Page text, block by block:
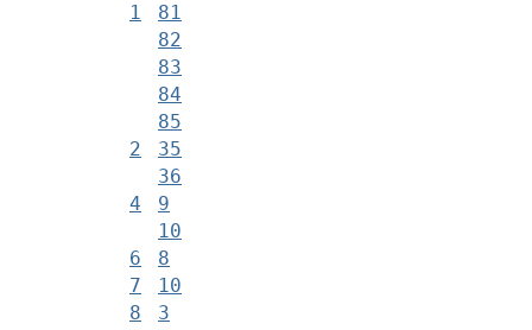
1
81
82
83
84
85
2
35
36
4
9
10
6
8
7
10
8
3